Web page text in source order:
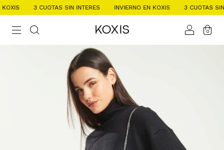
3 CUOTAS SIN INTERES INVIERNO EN KOXIS 3 CUOTAS SIN
0